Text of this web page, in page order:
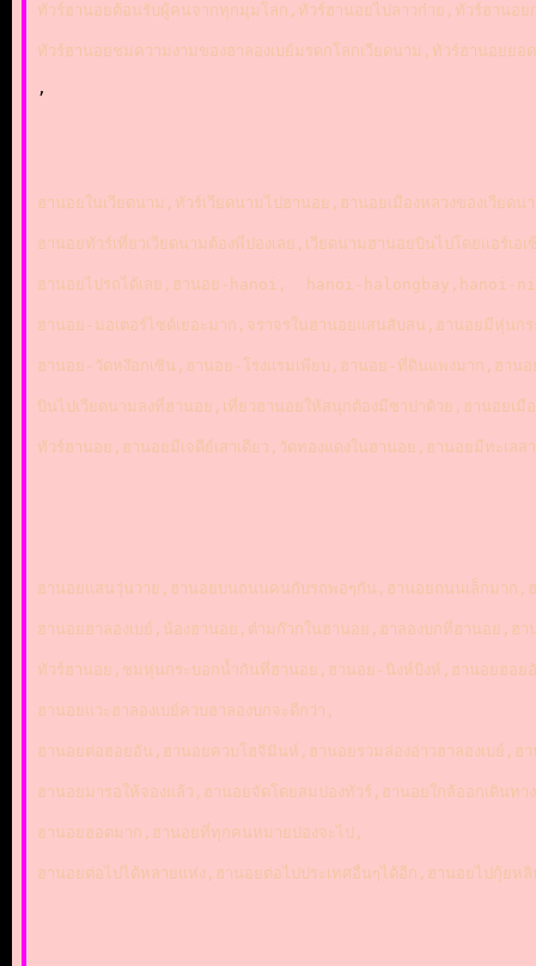
ทัวร์ฮานอยต้อนรับผู้คนจากทุกมุมโลก,ทัวร์ฮานอยไปลาวก๋าย,ทัวร์ฮาน
ทัวร์ฮานอยชมความงามของฮาลองเบย์มรดกโลกเวียดนาม,ทัวร์ฮานอยย
,
ฮานอยในเวียดนาม,ทัวร์เวียดนามไปฮานอย,ฮานอยเมืองหลวงของเวีย
ฮานอยทัวร์เที่ยวเวียดนามต้องพี่ปองเลย,เวียดนามฮานอยบินไปโดยแอร์
ฮานอยไปรถได้เลย,ฮานอย-hanoi,  hanoi-halongbay,hanoi-
ฮานอย-มอเตอร์ไซด์เยอะมาก,จราจรในฮานอยแสนสับสน,ฮานอยมีหุ่น
ฮานอย-วัดหง๊อกเซิน,ฮานอย-โรงแรมเพียบ,ฮานอย-ที่ดินแพงมาก,ฮา
บินไปเวียดนามลงที่ฮานอย,เที่ยวฮานอยให้สนุกต้องมีซาปาด้วย,ฮานอยเมื
ทัวร์ฮานอย,ฮานอยมีเจดีย์เสาเดียว,วัดทองแดงในฮานอย,ฮานอยมีทะเ
ฮานอยแสนวุ่นวาย,ฮานอยบนถนนคนกับรถพอๆกัน,ฮานอยถนนเล็กมา
ฮานอยฮาลองเบย์,น้องฮานอย,ต๋ามก๊วกในฮานอย,ฮาลองบกที่ฮานอย,ฮ
ทัวร์ฮานอย,ชมหุ่นกระบอกน้ำกันที่ฮานอย,ฮานอย-นิงห์บิงห์,ฮานอยฮอ
ฮานอยแวะฮาลองเบย์ควบฮาลองบกจะดีกว่า,
ฮานอยต่อฮอยอัน,ฮานอยควบโฮจิมินห์,ฮานอยรวมล่องอ่าวฮาลองเบย์,
ฮานอยมารอให้จองแล้ว,ฮานอยจัดโดยสมปองทัวร์,ฮานอยใกล้ออกเดิน
ฮานอยฮอตมาก,ฮานอยที่ทุกคนหมายปองจะไป,
ฮานอยต่อไปได้หลายแห่ง,ฮานอยต่อไปประเทศอื่นๆได้อีก,ฮานอยไปกุ้ย